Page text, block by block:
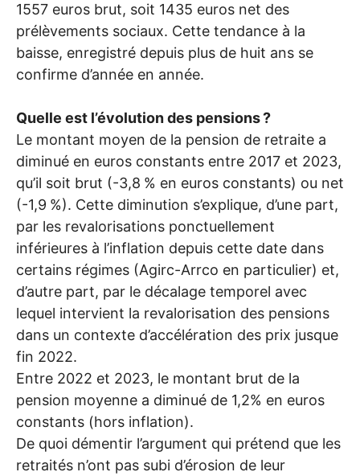
1557 euros brut, soit 1435 euros net des
prélèvements sociaux. Cette tendance à la
baisse, enregistré depuis plus de huit ans se
confirme d’année en année.
Quelle est l’évolution des pensions?
Le montant moyen de la pension de retraite a
diminué en euros constants entre 2017 et 2023,
qu’il soit brut (-3,8 % en euros constants) ou net
(-1,9 %). Cette diminution s’explique, d’une part,
par les revalorisations ponctuellement
inférieures à l’inflation depuis cette date dans
certains régimes (Agirc-Arrco en particulier) et,
d’autre part, par le décalage temporel avec
lequel intervient la revalorisation des pensions
dans un contexte d’accélération des prix jusque
fin 2022.
Entre 2022 et 2023, le montant brut de la
pension moyenne a diminué de 1,2% en euros
constants (hors inflation).
De quoi démentir l’argument qui prétend que les
retraités n’ont pas subi d’érosion de leur